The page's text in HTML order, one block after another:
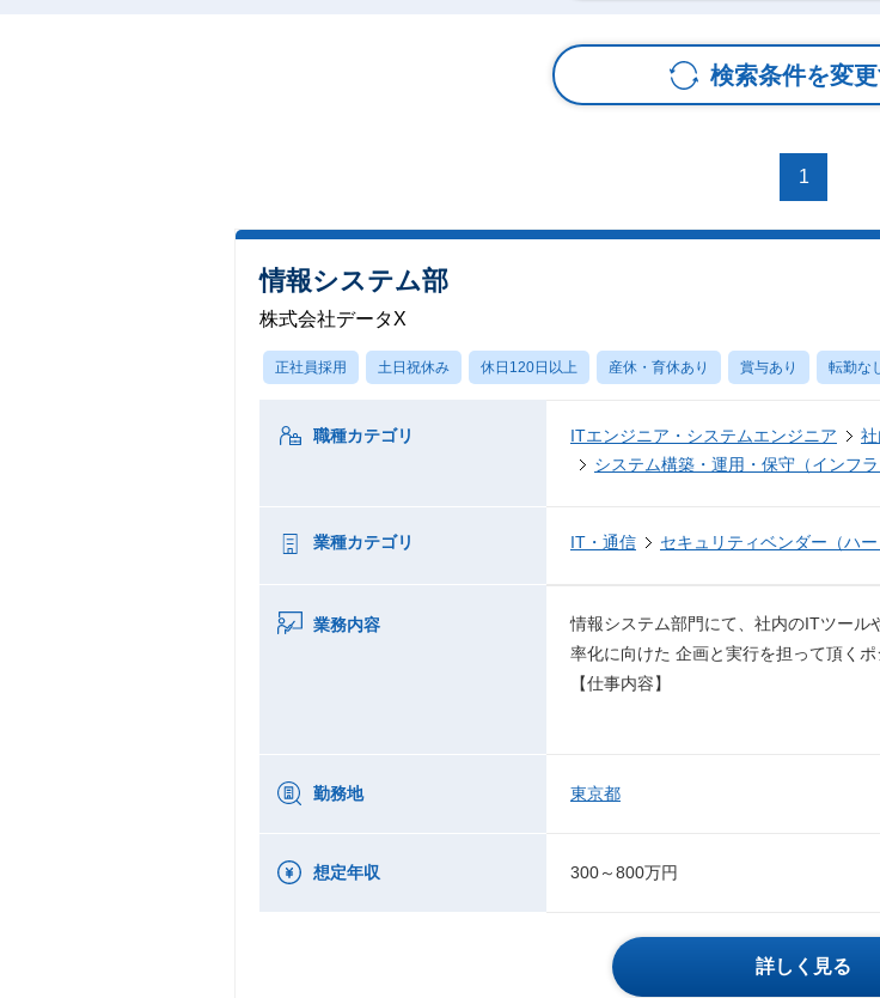
検索条件を変
1
情報システム部
株式会社データX
正社員採用 土日祝休み 休日120日以上 産休・育休あり 賞与あり 転勤な
職種カテゴリ ITエンジニア・システムエンジニア
システム構築・運用・保守（インフラ
業種カテゴリ IT・通信 セキュリティベンダー（ハ
業務内容
情報システム部門にて、社内のITツール
率化に向けた 企画と実行を担って頂くポ
【仕事内容】
勤務地 東京都
想定年収 300～800万円
詳しく見る